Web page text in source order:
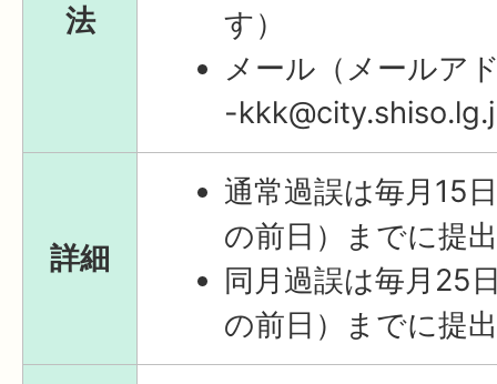
法
す）
メール（メールア
-
詳細
通常過誤は毎月15
の前日）までに提
同月過誤は毎月25
の前日）までに提